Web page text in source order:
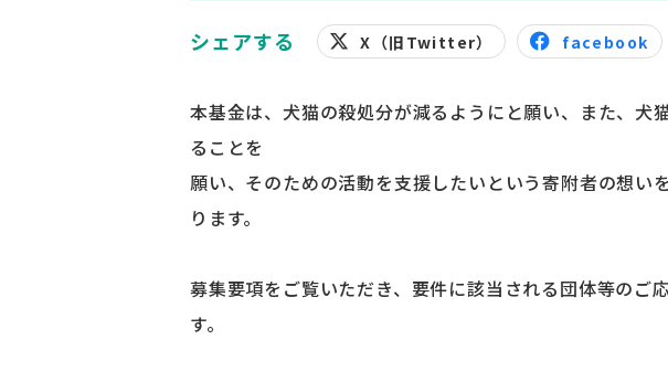
シェアする X（旧Twitter） facebook
本基金は、犬猫の殺処分が減るようにと願い、また、犬
ることを
願い、そのための活動を支援したいという寄附者の想い
ります。
募集要項をご覧いただき、要件に該当される団体等のご
す。